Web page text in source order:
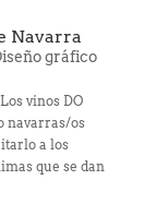
Navarra
gráfico
vinos DO
navarras/os
a los
que se dan